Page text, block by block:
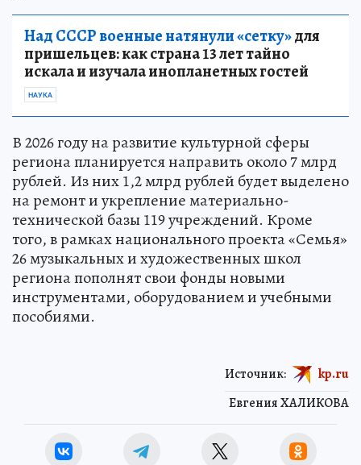
Над СССР военные натянули «сетку»для
пришельцев: как страна 13 лет тайно
искала и изучала инопланетных гостей
НАУКА
В 2026 году на развитие культурной сферы
региона планируется направить около 7 млрд
рублей. Из них 1,2 млрд рублей будет выделено
на ремонт и укрепление материально-
технической базы 119 учреждений. Кроме
того, в рамках национального проекта «Семья»
26 музыкальных и художественных школ
региона пополнят свои фонды новыми
инструментами, оборудованием и учебными
пособиями.
Евгения ХАЛИКОВА
Источник: kp.ru